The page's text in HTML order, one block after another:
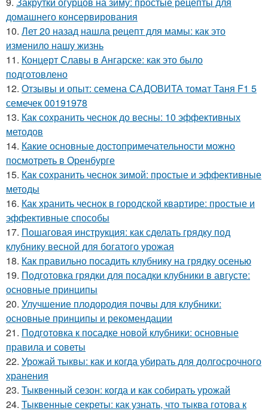
домашнего консервирования
10. Лет 20 назад нашла рецепт для мамы: как это
изменило нашу жизнь
11. Концерт Славы в Ангарске: как это было
подготовлено
12. Отзывы и опыт: семена САДОВИТА томат Таня F1 5
семечек 00191978
13. Как сохранить чеснок до весны: 10 эффективных
методов
14. Какие основные достопримечательности можно
посмотреть в Оренбурге
15. Как сохранить чеснок зимой: простые и эффективные
методы
16. Как хранить чеснок в городской квартире: простые и
эффективные способы
17. Пошаговая инструкция: как сделать грядку под
клубнику весной для богатого урожая
18. Как правильно посадить клубнику на грядку осенью
19. Подготовка грядки для посадки клубники в августе:
основные принципы
20. Улучшение плодородия почвы для клубники:
основные принципы и рекомендации
21. Подготовка к посадке новой клубники: основные
правила и советы
22. Урожай тыквы: как и когда убирать для долгосрочного
хранения
23. Тыквенный сезон: когда и как собирать урожай
24. Тыквенные секреты: как узнать, что тыква готова к